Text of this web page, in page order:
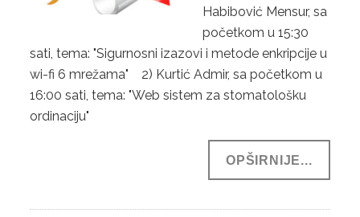
Habibović Mensur, sa
početkom u 15:30
sati, tema: "Sigurnosni izazovi i metode enkripcije u
wi-fi 6 mrežama" 2) Kurtić Admir, sa početkom u
16:00 sati, tema: "Web sistem za stomatološku
ordinaciju"
OPŠIRNIJE...